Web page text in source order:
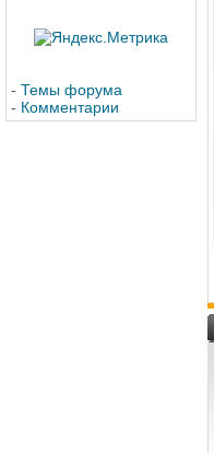
- Темы форума
- Комментарии